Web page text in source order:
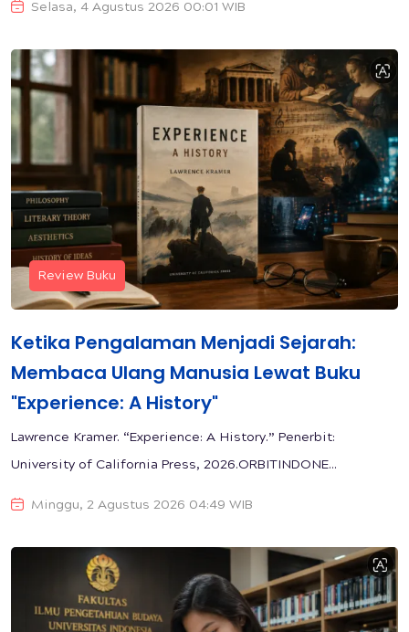
Selasa, 4 Agustus 2026 00:01 WIB
Review Buku
Ketika Pengalaman Menjadi Sejarah:
Membaca Ulang Manusia Lewat Buku
"Experience: A History"
Lawrence Kramer. “Experience: A History.” Penerbit:
University of California Press, 2026.ORBITINDONE...
Minggu, 2 Agustus 2026 04:49 WIB